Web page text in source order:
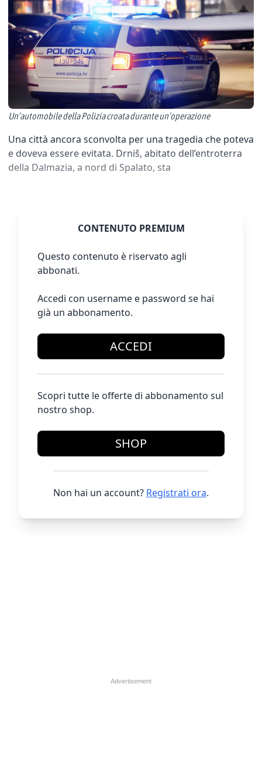
Un’automobile della Polizia croata durante un’operazione
Una città ancora sconvolta per una tragedia che poteva
e doveva essere evitata. Drniš, abitato dell’entroterra
della Dalmazia, a nord di Spalato, sta
CONTENUTO PREMIUM
Questo contenuto è riservato agli
abbonati.
Accedi con username e password se hai
già un abbonamento.
ACCEDI
Scopri tutte le offerte di abbonamento sul
nostro shop.
SHOP
Non hai un account? Registrati ora.